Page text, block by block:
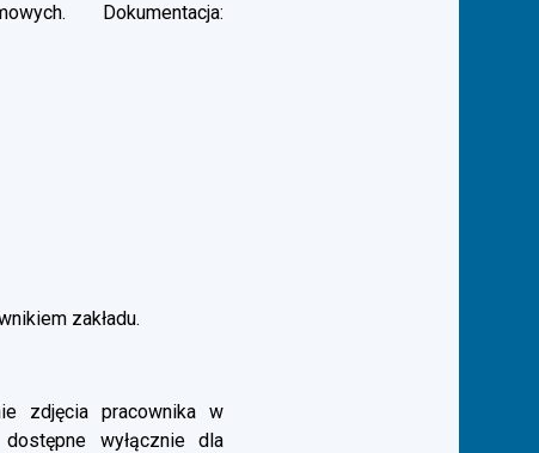
Dokumentacja:
zakładu.
zdjęcia pracownika w
wyłącznie dla